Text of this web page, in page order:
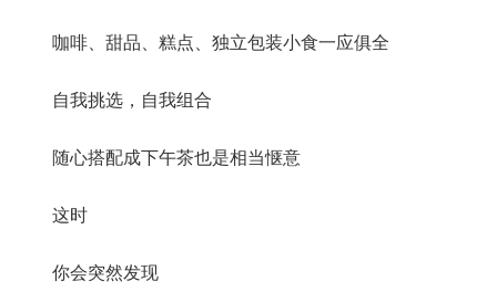
咖啡、甜品、糕点、独立包装小食一应俱全
自我挑选，自我组合
随心搭配成下午茶也是相当惬意
这时
你会突然发现